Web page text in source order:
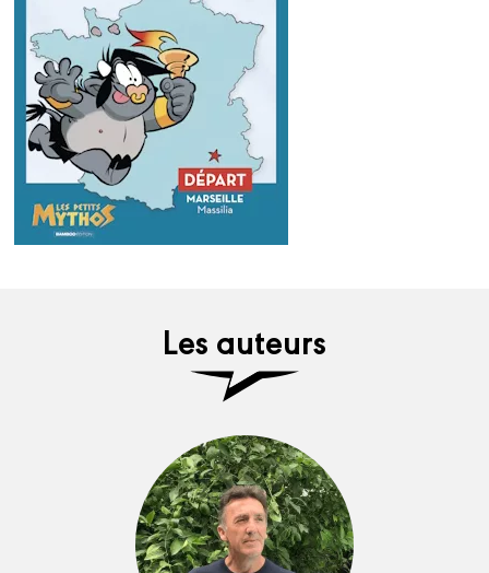
Les auteurs